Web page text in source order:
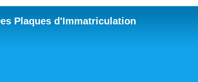
Plaques d'Immatriculation